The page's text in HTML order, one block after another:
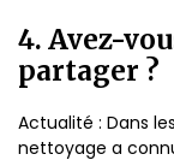
4. Avez-
partager ?
Actualité : Dans
nettoyage a